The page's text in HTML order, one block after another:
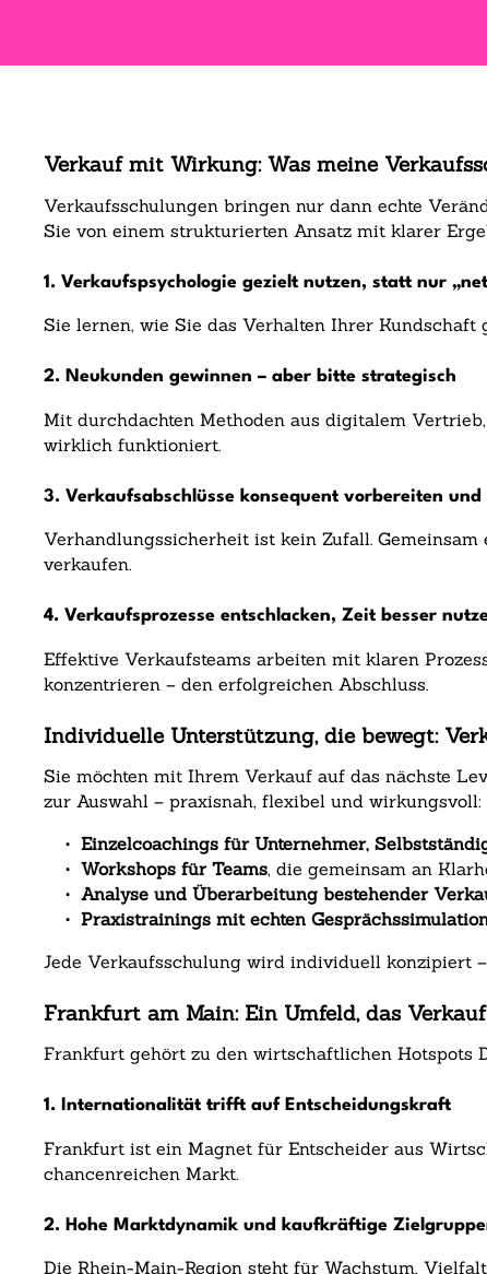
Verkauf mit Wirkung: Was meine
Verkaufsschulungen bringen nur dann echte
Sie von einem strukturierten Ansatz mit klarer
1. Verkaufspsychologie gezielt nutzen, statt nur
Sie lernen, wie Sie das Verhalten Ihrer
2. Neukunden gewinnen – aber bitte strategisch
Mit durchdachten Methoden aus digitalem
wirklich funktioniert.
3. Verkaufsabschlüsse konsequent vorbereiten und
Verhandlungssicherheit ist kein Zufall.
verkaufen.
4. Verkaufsprozesse entschlacken, Zeit besser
Effektive Verkaufsteams arbeiten mit klaren
konzentrieren – den erfolgreichen Abschluss.
Individuelle Unterstützung, die bewegt:
Sie möchten mit Ihrem Verkauf auf das nächste
zur Auswahl – praxisnah, flexibel und wirkungsvoll:
• Einzelcoachings für Unternehmer,
• Workshops für Teams, die gemeinsam an
• Analyse und Überarbeitung bestehender
• Praxistrainings mit echten
Jede Verkaufsschulung wird individuell konzipiert
Frankfurt am Main: Ein Umfeld, das
Frankfurt gehört zu den wirtschaftlichen Hotspots
1. Internationalität trifft auf Entscheidungskraft
Frankfurt ist ein Magnet für Entscheider aus
chancenreichen Markt.
2. Hohe Marktdynamik und kaufkräftige
Die Rhein-Main-Region steht für Wachstum,